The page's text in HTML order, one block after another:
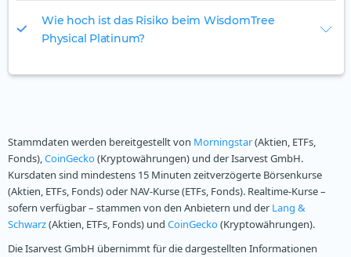
Wie hoch ist das Risiko beim WisdomTree
Physical Platinum?
Stammdaten werden bereitgestellt von Morningstar(Aktien, ETFs,
Fonds),CoinGecko(Kryptowährungen) und der Isarvest GmbH.
Kursdaten sind mindestens 15 Minuten zeitverzögerte Börsenkurse
(Aktien, ETFs, Fonds) oder NAV-Kurse (ETFs, Fonds). Realtime-Kurse –
sofern verfügbar – stammen von den Anbietern und der Lang &
Schwarz(Aktien, ETFs, Fonds) und CoinGecko(Kryptowährungen).
Die Isarvest GmbH übernimmt für die dargestellten Informationen